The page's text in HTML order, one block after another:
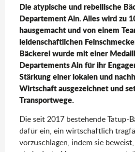
Die atypische und rebellische
Departement Ain. Alles wird zu
hausgemacht und von einem
leidenschaftlichen
Bäckerei wurde mit einer
Departements Ain für ihr
Stärkung einer lokalen und
Wirtschaft ausgezeichnet und
Transportwege.
Die seit 2017 bestehende Tatup-
dafür ein, ein wirtschaftlich
vorzuschlagen, indem sie